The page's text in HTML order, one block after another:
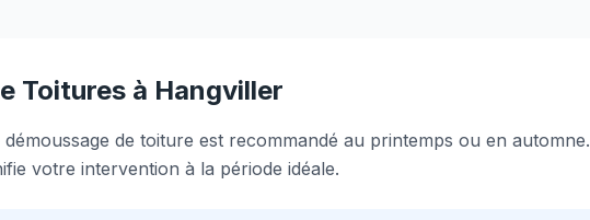
Toitures à Hangviller
de toiture est recommandé au printemps ou en automne.
votre intervention à la période idéale.